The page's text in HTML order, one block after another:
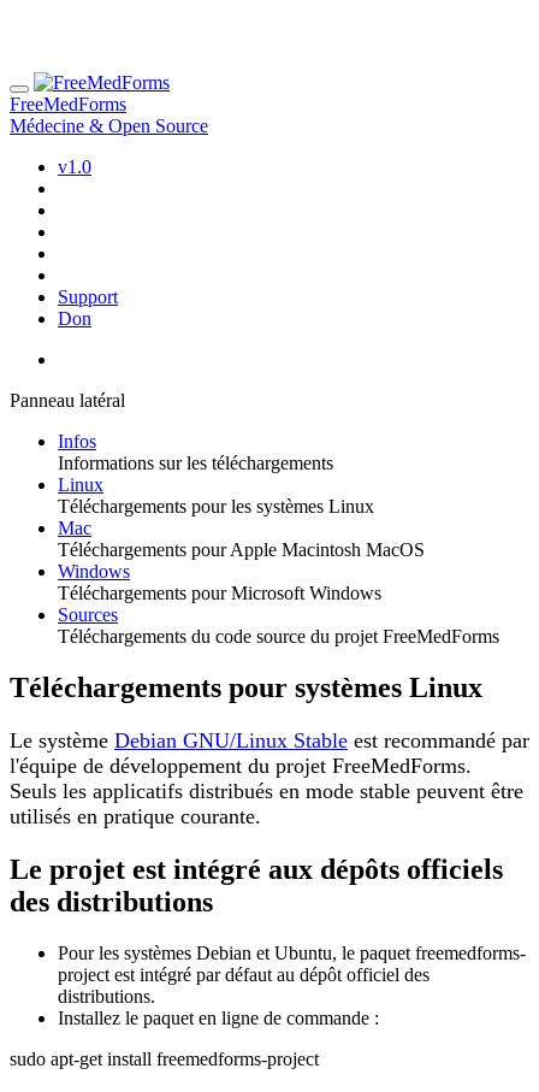
FreeMedForms
Médecine & Open Source
v1.0
Support
Don
Panneau latéral
Infos
Informations sur les téléchargements
Linux
Téléchargements pour les systèmes Linux
Mac
Téléchargements pour Apple Macintosh MacOS
Windows
Téléchargements pour Microsoft Windows
Sources
Téléchargements du code source du projet FreeMedForms
Téléchargements pour systèmes Linux
Le système Debian GNU/Linux Stable est recommandé par
l'équipe de développement du projet FreeMedForms.
Seuls les applicatifs distribués en mode stable peuvent être
utilisés en pratique courante.
Le projet est intégré aux dépôts officiels
des distributions
Pour les systèmes Debian et Ubuntu, le paquet freemedforms-
project est intégré par défaut au dépôt officiel des
distributions.
Installez le paquet en ligne de commande :
sudo apt-get install freemedforms-project